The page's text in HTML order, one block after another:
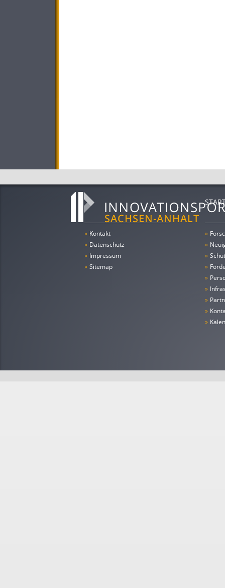
» Kontakt
» Datenschutz
» Impressum
» Sitemap
»
»
»
»
»
»
»
»
»